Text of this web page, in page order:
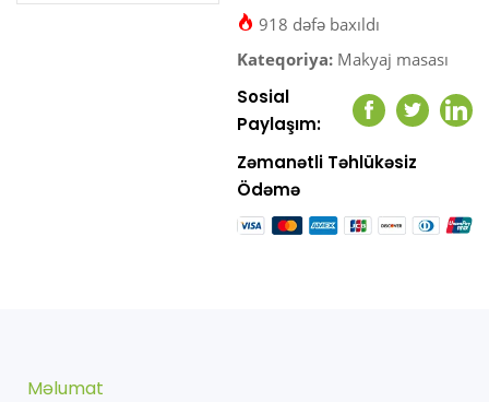
918 dəfə baxıldı
Kateqoriya: Makyaj masası
Sosial
Paylaşım:
Facebook
Twitter
Zəmanətli Təhlükəsiz
Ödəmə
Məlumat